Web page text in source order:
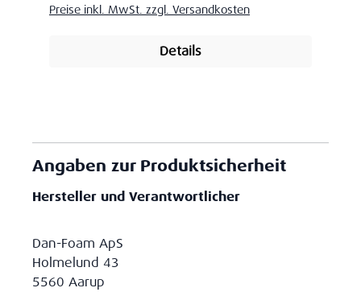
Preise inkl. MwSt. zzgl. Versandkosten
Details
Angaben zur Produktsicherheit
Hersteller und Verantwortlicher
Dan-Foam ApS
Holmelund 43
5560 Aarup